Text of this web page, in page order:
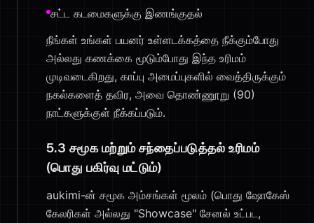
சட்ட கடமைகளுக்கு இணங்குதல்
நீங்கள் உங்கள் பயனர் உள்ளடக்கத்தை நீக்கும்போது
அல்லது கணக்கை மூடும்போது இந்த உரிமம்
முடிவடைகிறது, காப்பு அமைப்புகளில் வைத்திருக்கும்
நகல்களைத் தவிர, அவை தொண்ணூறு (90)
நாட்களுக்குள் நீக்கப்படும்.
5.3 சமூக மற்றும் சந்தைப்படுத்தல் உரிமம்
(பொது பகிர்வு மட்டும்)
aukimi-ன் சமூக அம்சங்கள் மூலம் (பொது ஷோகேஸ்
கேலரிகள் அல்லது "Showcase" சேனல் உட்பட,